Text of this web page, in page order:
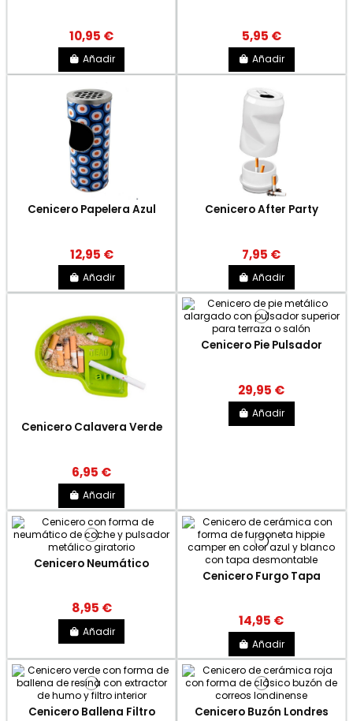
10,95 €
Añadir
5,95 €
Añadir
Cenicero Papelera Azul
12,95 €
Añadir
Cenicero After Party
7,95 €
Añadir
Cenicero Calavera Verde
6,95 €
Añadir
Cenicero Pie Pulsador
29,95 €
Añadir
Cenicero Neumático
8,95 €
Añadir
Cenicero Furgo Tapa
14,95 €
Añadir
Cenicero Ballena Filtro Cenicero Buzón Londres